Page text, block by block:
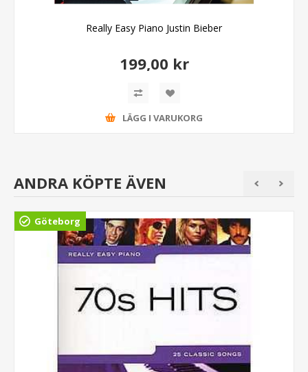
Really Easy Piano Justin Bieber
199,00 kr
LÄGG I VARUKORG
ANDRA KÖPTE ÄVEN
Göteborg